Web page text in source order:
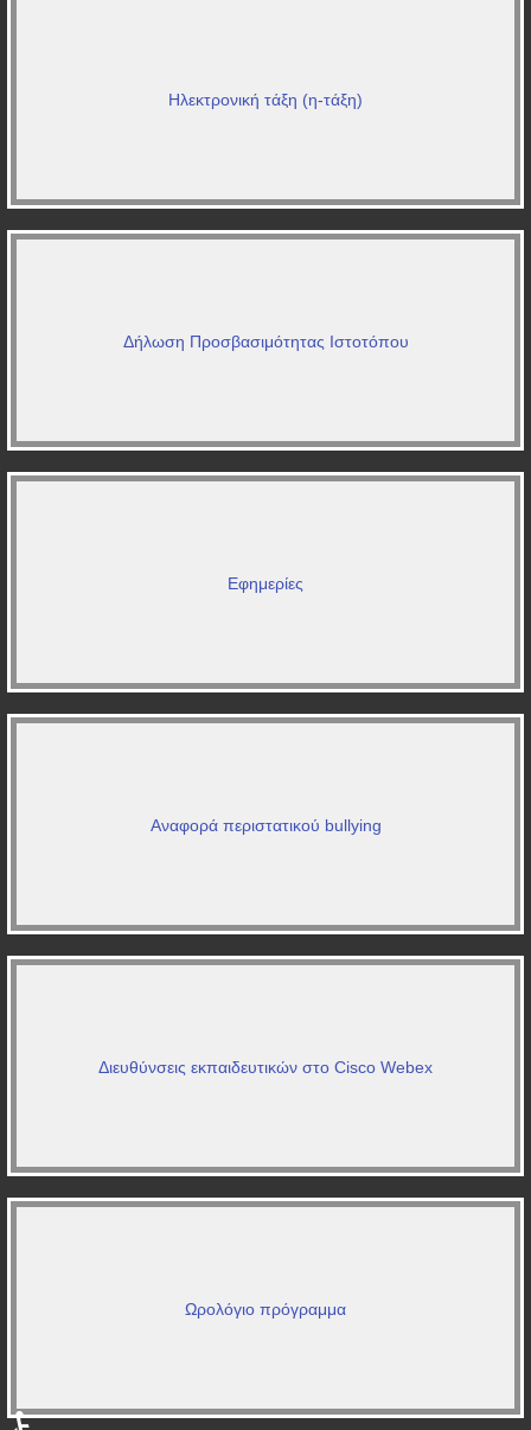
Ηλεκτρονική τάξη (η-τάξη)
Δήλωση Προσβασιμότητας Ιστοτόπου
Εφημερίες
Αναφορά περιστατικού bullying
Διευθύνσεις εκπαιδευτικών στο Cisco Webex
Ωρολόγιο πρόγραμμα